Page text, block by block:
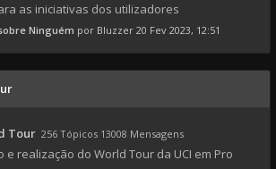
as iniciativas dos utilizadores
Ninguém por Bluzzer 20 Fev 2023, 12:51
Tour 256 Tópicos 13008 Mensagens
e realização do World Tour da UCI em Pro